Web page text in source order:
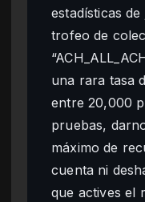
estadísticas
trofeo de
una rara tasa
entre 20,000
pruebas,
máximo de
cuenta ni
que actives el